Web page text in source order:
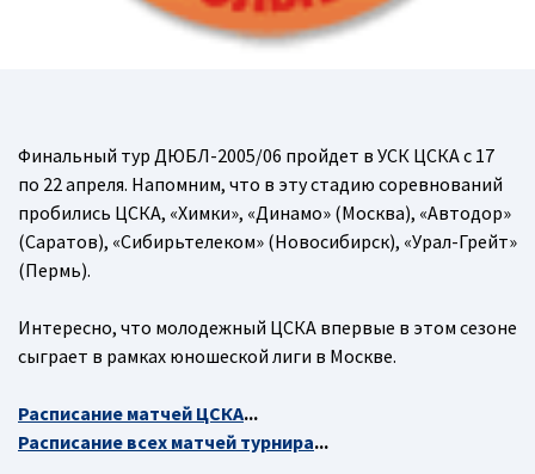
Финальный тур ДЮБЛ-2005/06 пройдет в УСК ЦСКА с 17
по 22 апреля. Напомним, что в эту стадию соревнований
пробились ЦСКА, «Химки», «Динамо» (Москва), «Автодор»
(Саратов), «Сибирьтелеком» (Новосибирск), «Урал-Грейт»
(Пермь).
Интересно, что молодежный ЦСКА впервые в этом сезоне
сыграет в рамках юношеской лиги в Москве.
Расписание матчей ЦСКА...
Расписание всех матчей турнира...